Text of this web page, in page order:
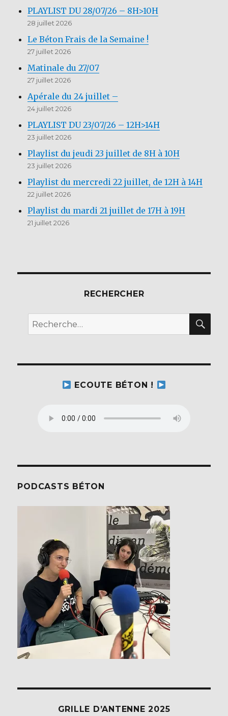
PLAYLIST DU 28/07/26 – 8H>10H
28 juillet 2026
Le Béton Frais de la Semaine !
27 juillet 2026
Matinale du 27/07
27 juillet 2026
Apérale du 24 juillet –
24 juillet 2026
PLAYLIST DU 23/07/26 – 12H>14H
23 juillet 2026
Playlist du jeudi 23 juillet de 8H à 10H
23 juillet 2026
Playlist du mercredi 22 juillet, de 12H à 14H
22 juillet 2026
Playlist du mardi 21 juillet de 17H à 19H
21 juillet 2026
RECHERCHER
Recherche
pour :
ECOUTE BÉTON !
PODCASTS BÉTON
GRILLE D’ANTENNE 2025